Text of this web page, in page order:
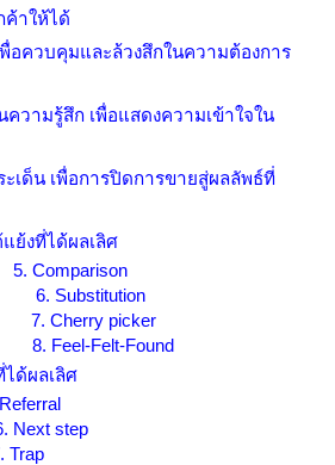
าให้ได้
อควบคุมและล้วงสึกในความต้องการ
ความรู้สึก เพื่อแสดงความเข้าใจใน
เด็น เพื่อการปิดการขายสู่ผลลัพธ์ที่
ย้งที่ได้ผลเลิศ
. Comparison
6. Substitution
7. Cherry picker
8. Feel-Felt-Found
ด้ผลเลิศ
Referral
. Next step
. Trap